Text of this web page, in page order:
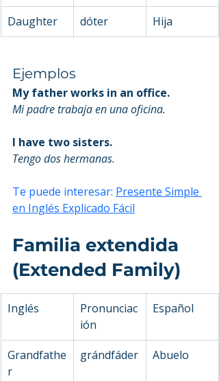
Daughter
dóter Hija
Ejemplos
My father works in an office.
Mi padre trabaja en una oficina.
I have two sisters.
Tengo dos hermanas.
Te puede interesar: Presente Simple
en Inglés Explicado Fácil
Familia extendida
(Extended Family)
Inglés
Pronunciac
ión
Español
Grandfathe
r
grándfáder Abuelo